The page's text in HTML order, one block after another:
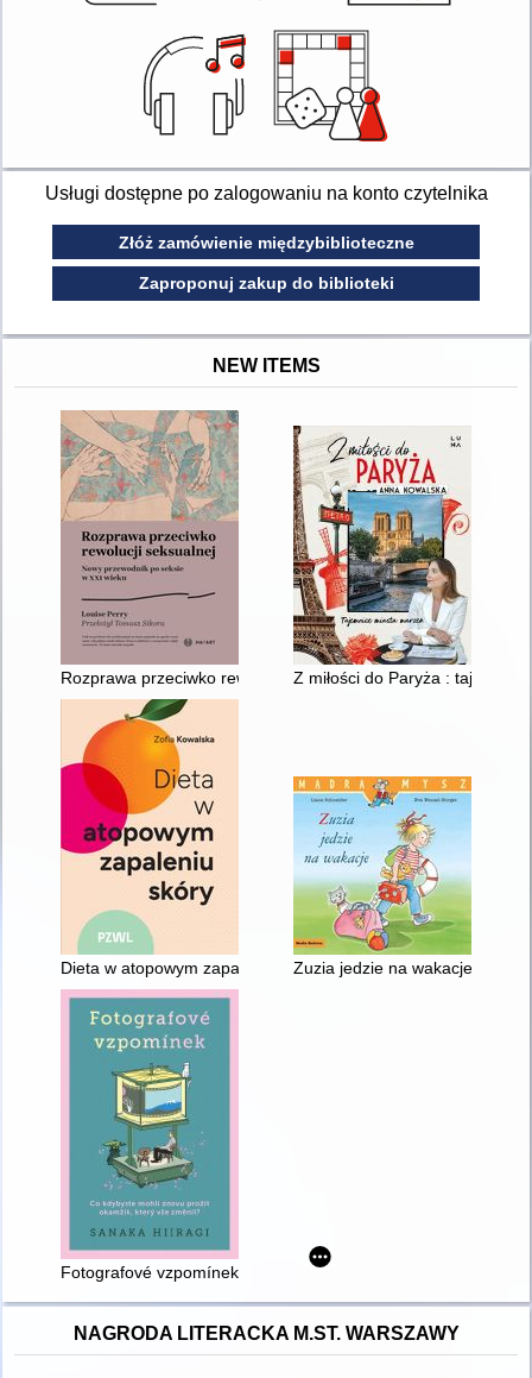
Usługi dostępne po zalogowaniu na konto czytelnika
Złóż zamówienie międzybiblioteczne
Zaproponuj zakup do biblioteki
NEW ITEMS
Rozprawa przeciwko rewolucji seksualnej : nowy przewodnik
Z miłości do Paryża :
Dieta w atopowym zapaleniu skóryZuzia jedzie na wakacje
Fotografové vzpomínek
NAGRODA LITERACKA M.ST. WARSZAWY